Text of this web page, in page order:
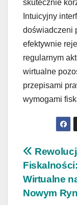
skutecznie
Intuicyjny
doświadczeni
efektywnie
regularnym
wirtualne
przepisami
wymogami
wpisu
Wirtualne
Nowym